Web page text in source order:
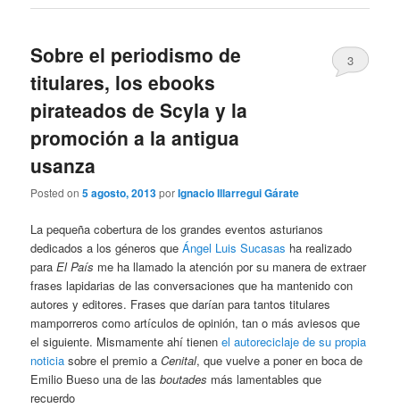
Sobre el periodismo de
titulares, los ebooks
pirateados de Scyla y la
promoción a la antigua
usanza
Posted on5 agosto, 2013porIgnacio Illarregui Gárate
3
La pequeña cobertura de los grandes eventos asturianos
dedicados a los géneros queÁngel Luis Sucasas ha realizado
paraEl País me ha llamado la atención por su manera de extraer
frases lapidarias de las conversaciones que ha mantenido con
autores y editores. Frases que darían para tantos titulares
mamporreros como artículos de opinión, tan o más aviesos que
el siguiente. Mismamente ahí tienenel autoreciclaje de su propia
noticia sobre el premio aCenital, que vuelve a poner en boca de
Emilio Bueso una de lasboutades más lamentables que
recuerdo